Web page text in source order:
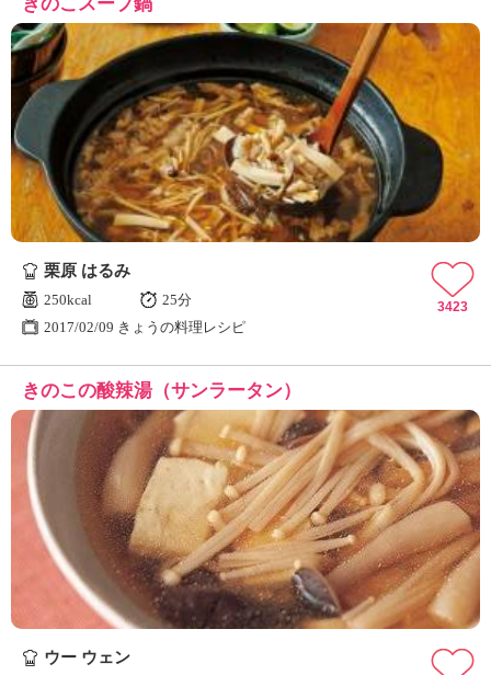
栗原 はるみ
250kcal
25分
2017/02/09 きょうの料理レシピ
3423
きのこの酸辣湯（サンラータン）
ウー ウェン